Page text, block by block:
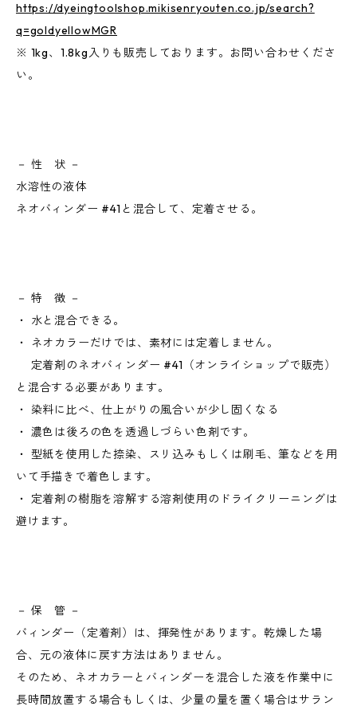
https://dyeingtoolshop.mikisenryouten.co.jp/search?
q=goldyellowMGR
※ 1kg、1.8kg入りも販売しております。お問い合わせくださ
い。
－ 性 状 －
水溶性の液体
ネオバィンダー #41と混合して、定着させる。
－ 特 徴 －
・ 水と混合できる。
・ ネオカラーだけでは、素材には定着しません。
定着剤のネオバィンダー #41（オンライショップで販売）
と混合する必要があります。
・ 染料に比べ、仕上がりの風合いが少し固くなる
・ 濃色は後ろの色を透過しづらい色剤です。
・ 型紙を使用した捺染、スリ込みもしくは刷毛、筆などを用
いて手描きで着色します。
・ 定着剤の樹脂を溶解する溶剤使用のドライクリーニングは
避けます。
－ 保 管 －
バィンダー（定着剤）は、揮発性があります。乾燥した場
合、元の液体に戻す方法はありません。
そのため、ネオカラーとバィンダーを混合した液を作業中に
長時間放置する場合もしくは、少量の量を置く場合はサラン